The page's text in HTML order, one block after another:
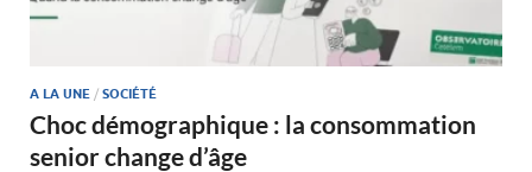
A LA UNE / SOCIÉTÉ
Choc démographique : la consommation
senior change d’âge